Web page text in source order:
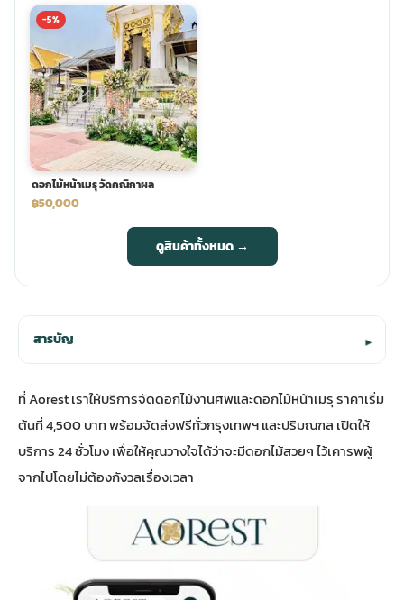
-5%
ดอกไม้หน้าเมรุ วัดคณิกาผล
฿50,000
ดูสินค้าทั้งหมด →
สารบัญ ▾
ที่ Aorest เราให้บริการจัดดอกไม้งานศพและดอกไม้หน้าเมรุ ราคาเริ่ม
ต้นที่ 4,500 บาท พร้อมจัดส่งฟรีทั่วกรุงเทพฯ และปริมณฑล เปิดให้
บริการ 24 ชั่วโมง เพื่อให้คุณวางใจได้ว่าจะมีดอกไม้สวยๆ ไว้เคารพผู้
จากไปโดยไม่ต้องกังวลเรื่องเวลา